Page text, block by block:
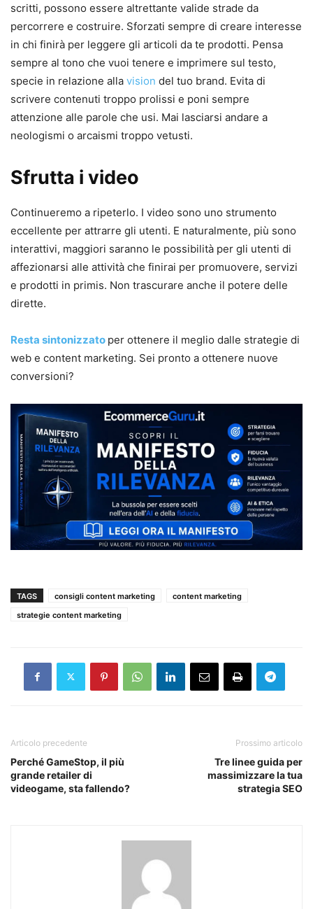
scritti, possono essere altrettante valide strade da
percorrere e costruire. Sforzati sempre di creare interesse
in chi finirà per leggere gli articoli da te prodotti. Pensa
sempre al tono che vuoi tenere e imprimere sul testo,
specie in relazione alla vision del tuo brand. Evita di
scrivere contenuti troppo prolissi e poni sempre
attenzione alle parole che usi. Mai lasciarsi andare a
neologismi o arcaismi troppo vetusti.
Sfrutta i video
Continueremo a ripeterlo. I video sono uno strumento
eccellente per attrarre gli utenti. E naturalmente, più sono
interattivi, maggiori saranno le possibilità per gli utenti di
affezionarsi alle attività che finirai per promuovere, servizi
e prodotti in primis. Non trascurare anche il potere delle
dirette.
Resta sintonizzato per ottenere il meglio dalle strategie di
web e content marketing. Sei pronto a ottenere nuove
conversioni?
TAGS consigli content marketing
content marketing
strategie content marketing
Articolo precedente
Perché GameStop, il più
grande retailer di
videogame, sta fallendo?
Prossimo articolo
Tre linee guida per
massimizzare la tua
strategia SEO